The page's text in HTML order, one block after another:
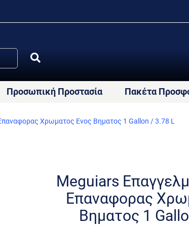
Προσωπική Προστασία Πακέτα
Χρωματος Ενος Βηματος 1 Gallon / 3.78 L
Meguiars
Επαναφορας
Βηματος 1